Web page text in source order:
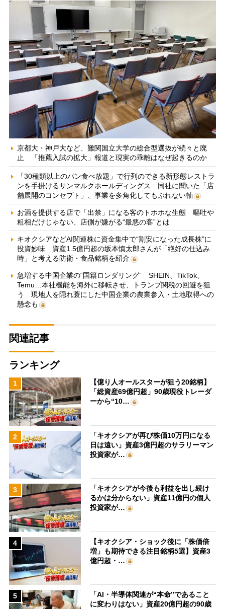
京都大・神戸大など、難関国立大学の総合型選抜が続々と廃
止 「推薦入試の拡大」報道と現実の乖離はなぜ起きるのか
「30種類以上のパン食べ放題」で行列のできる新形態レストラ
ンを手掛けるサンマルクホールディングス 同社に聞いた「店
舗展開のコンセプト」、事業を多角化してもぶれない軸
お酒を提供する店で「出禁」になる客のトホホな生態 嘔吐や
粗相だけじゃない、店側が嫌がる“最悪の客”とは
キオクシアなどAI関連株に資金集中で“割安になった成長株”に
投資妙味 資産1.5億円超の坂本慎太郎さんが「絶好の仕込み
時」と考える防衛・食品銘柄を紹介
急増する中国企業の“国籍ロンダリング” SHEIN、TikTok、
Temu…本社機能を海外に移転させ、トランプ関税の回避を狙
う 現地人を隠れ蓑にした中国企業の農業参入・土地取得への
懸念も
関連記事
ランキング
1
【億り人オールスターが狙う20銘柄】
「総資産69億円超」90歳現役トレーダ
ーから“10…
2
「キオクシアが再び株価10万円になる
日は遠い」資産3億円超のサラリーマン
投資家が…
3
「キオクシアが今後も利益を出し続け
るかは分からない」資産11億円の個人
投資家が…
4
【キオクシア・ショック後に「株価倍
増」も期待できる注目銘柄5選】資産3
億円超・…
5
「AI・半導体関連が“本命”であること
に変わりはない」資産20億円超の90歳